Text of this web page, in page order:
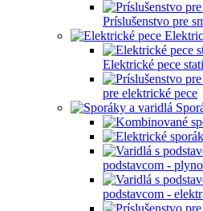
Príslušenstvo pre
Elektrické pece
pre elektrické pece
podstavcom -
podstavcom -